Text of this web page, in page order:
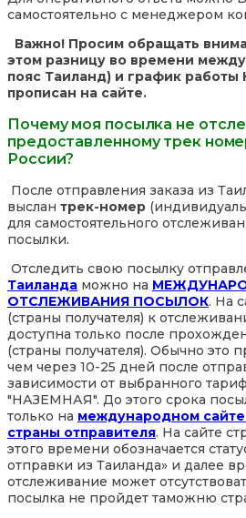
самостоятельно с менеджером
Важно! Просим обращать
этом разницу во времени
пояс Таиланд) и график работы
прописан на сайте.
Почему моя посылка не
предоставленному трек
России?
После отправления заказа из
выслан трек-номер
для самостоятельного
посылки.
Отследить свою посылку
Таиланда можно на
ОТСЛЕЖИВАНИЯ ПОСЫЛОК. На
(страны получателя) к
доступна только после
(страны получателя). Обычно это
чем через 10-25 дней после
зависимости от выбранного
"НАЗЕМНАЯ". До этого срока
только на международном
страны отправителя. На сайте
этого времени обозначается
отправки из Таиланда» и далее
отслеживание может
посылка не пройдет таможню